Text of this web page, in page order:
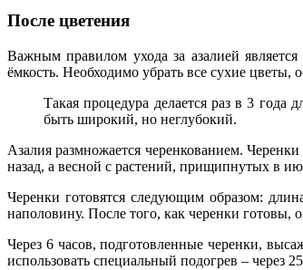
После цветения
Важным правилом ухода за азалией
ёмкость. Необходимо убрать все сухие цветы,
Такая процедура делается раз в 3 года
быть широкий, но неглубокий.
Азалия размножается черенкованием.
назад, а весной с растений, прищипнутых в
Черенки готовятся следующим образом:
наполовину. После того, как черенки готовы,
Через 6 часов, подготовленные черенки,
использовать специальный подогрев – через